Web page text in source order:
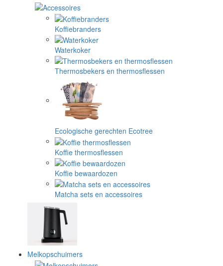
Koffiebranders
Waterkoker
Thermosbekers en thermosflessen
Ecologische gerechten Ecotree
Koffie thermosflessen
Koffie bewaardozen
Matcha sets en accessoires
Melkopschuimers